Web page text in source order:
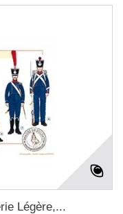
Légère,...